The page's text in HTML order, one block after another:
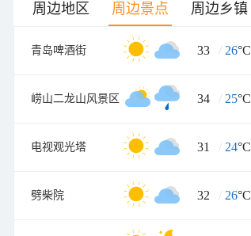
周边地区 周边景点 周边乡镇
青岛啤酒街 33 / 26°C
崂山二龙山风景区 34 / 25°C
电视观光塔 31 / 24°C
劈柴院 32 / 26°C